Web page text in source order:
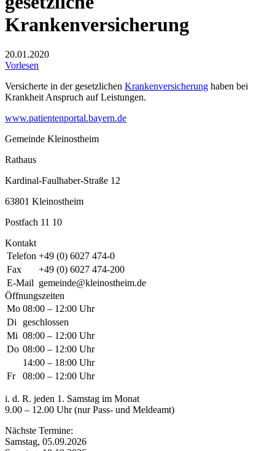
Krankenversicherung
20.01.2020
Vorlesen
Versicherte in der gesetzlichen Krankenversicherung haben bei
Krankheit Anspruch auf Leistungen.
www.patientenportal.bayern.de
Gemeinde Kleinostheim
Rathaus
Kardinal-Faulhaber-Straße 12
63801 Kleinostheim
Postfach 11 10
Kontakt
Telefon +49 (0) 6027 474-0
Fax
+49 (0) 6027 474-200
E-Mail gemeinde@kleinostheim.de
Öffnungszeiten
Mo 08:00 – 12:00 Uhr
Di
geschlossen
Mi 08:00 – 12:00 Uhr
Do 08:00 – 12:00 Uhr
14:00 – 18:00 Uhr
Fr
08:00 – 12:00 Uhr
i. d. R. jeden 1. Samstag im Monat
9.00 – 12.00 Uhr (nur Pass- und Meldeamt)
Nächste Termine:
Samstag, 05.09.2026